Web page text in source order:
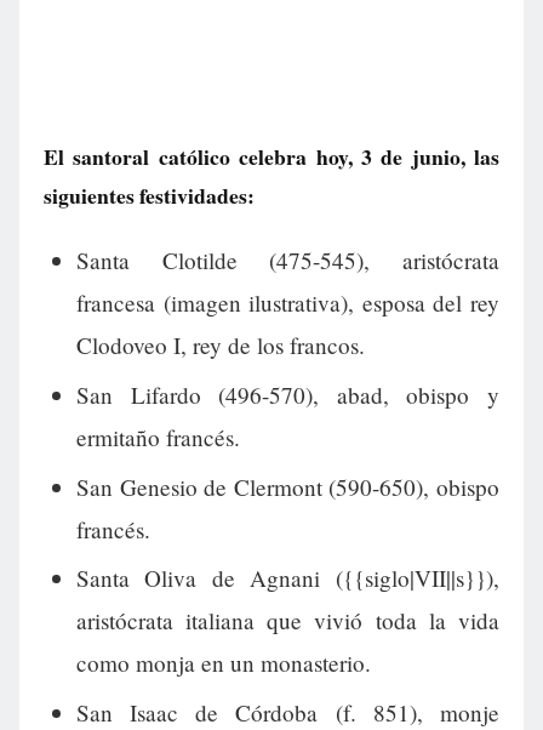
El santoral católico celebra hoy, 3 de junio, las
siguientes festividades:
Santa Clotilde (475-545), aristócrata
francesa (imagen ilustrativa), esposa del rey
Clodoveo I, rey de los francos.
San Lifardo (496-570), abad, obispo y
ermitaño francés.
San Genesio de Clermont (590-650), obispo
francés.
Santa Oliva de Agnani ({{siglo|VII||s}}),
aristócrata italiana que vivió toda la vida
como monja en un monasterio.
San Isaac de Córdoba (f. 851), monje